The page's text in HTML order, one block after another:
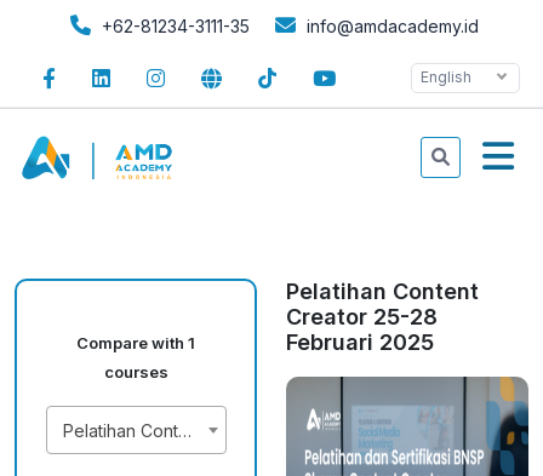
+62-81234-3111-35 info@amdacademy.id
English
Compare with 1
courses
Pelatihan Content Creator 25-28 Februari 2025
Pelatihan Content
Creator 25-28
Februari 2025